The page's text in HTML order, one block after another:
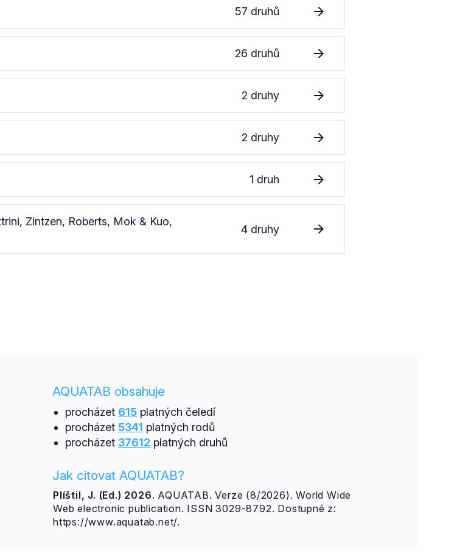
57 druhů
26 druhů
2 druhy
2 druhy
1 druh
Zintzen, Roberts, Mok & Kuo,
4 druhy
AQUATAB obsahuje
procházet 615platných čeledí
procházet 5341 platných rodů
procházet 37612 platných druhů
Jak citovat AQUATAB?
Plíštil, J. (Ed.) 2026. AQUATAB. Verze (8/2026). World Wide
Web electronic publication. ISSN 3029-8792. Dostupné z:
https://www.aquatab.net/.